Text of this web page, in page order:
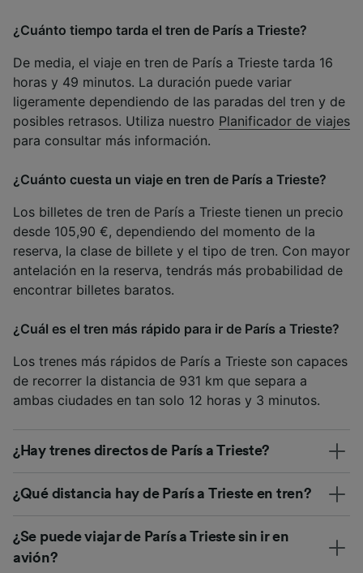
¿Cuánto tiempo tarda el tren de París a Trieste?
De media, el viaje en tren de París a Trieste tarda 16
horas y 49 minutos. La duración puede variar
ligeramente dependiendo de las paradas del tren y de
posibles retrasos. Utiliza nuestro Planificador de viajes
para consultar más información.
¿Cuánto cuesta un viaje en tren de París a Trieste?
Los billetes de tren de París a Trieste tienen un precio
desde 105,90 €, dependiendo del momento de la
reserva, la clase de billete y el tipo de tren. Con mayor
antelación en la reserva, tendrás más probabilidad de
encontrar billetes baratos.
¿Cuál es el tren más rápido para ir de París a Trieste?
Los trenes más rápidos de París a Trieste son capaces
de recorrer la distancia de 931 km que separa a
ambas ciudades en tan solo 12 horas y 3 minutos.
¿Hay trenes directos de París a Trieste?
¿Qué distancia hay de París a Trieste en tren?
¿Se puede viajar de París a Trieste sin ir en
avión?